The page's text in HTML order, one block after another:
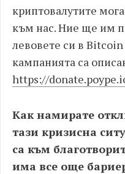
криптовалутите
към нас. Ние ще им
левовете си в
кампанията са
https://
Как намирате
тази кризисна
са към
има все още